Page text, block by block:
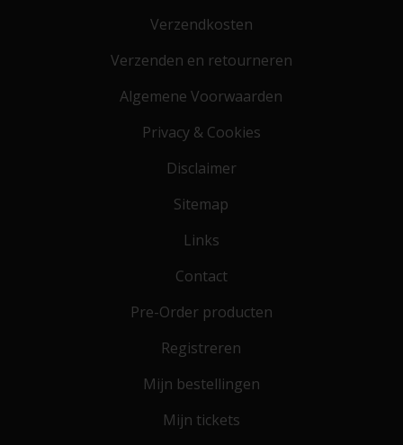
Verzendkosten
Verzenden en retourneren
Algemene Voorwaarden
Privacy & Cookies
Disclaimer
Sitemap
Links
Contact
Pre-Order producten
Registreren
Mijn bestellingen
Mijn tickets